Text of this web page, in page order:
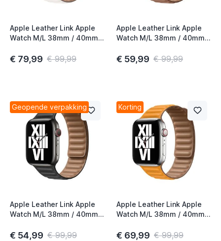
Apple Leather Link Apple
Watch M/L 38mm / 40mm /
€ 79,99 € 99,99
Apple Leather Link Apple
Watch M/L 38mm / 40mm /
Brown
€ 59,99 € 99,99
Geopende verpakking
Apple Leather Link Apple
Watch M/L 38mm / 40mm /
€ 54,99 € 99,99
Korting
Apple Leather Link Apple
Watch M/L 38mm / 40mm /
Poppy
€ 69,99 € 99,99